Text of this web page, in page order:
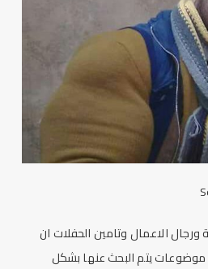
الاعمال وتامين الحفلات ان
يتم البحث عنها بشكل